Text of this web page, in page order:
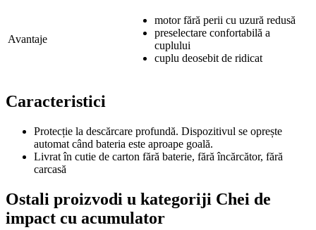
Avantaje
motor fără perii cu uzură redusă
preselectare confortabilă a
cuplului
cuplu deosebit de ridicat
Caracteristici
Protecție la descărcare profundă. Dispozitivul se oprește
automat când bateria este aproape goală.
Livrat în cutie de carton fără baterie, fără încărcător, fără
carcasă
Ostali proizvodi u kategoriji Chei de
impact cu acumulator